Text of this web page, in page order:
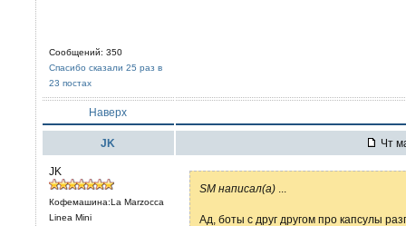
Сообщений: 350
Спасибо сказали 25 раз в
23 постах
Наверх
JK Чт
JK
Кофемашина:La Marzocca
Linea Mini
SM написал(а)
Ад, боты с друг другом про капсулы